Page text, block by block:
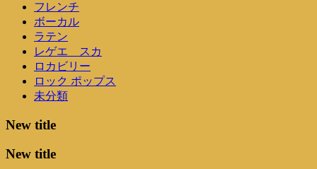
フレンチ
ボーカル
ラテン
レゲエ スカ
ロカビリー
ロック ポップス
未分類
New title
New title